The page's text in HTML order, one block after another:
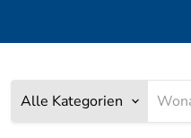
Alle Kategorien